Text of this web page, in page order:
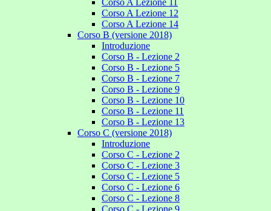
Corso A Lezione 11
Corso A Lezione 12
Corso A Lezione 14
Corso B (versione 2018)
Introduzione
Corso B - Lezione 2
Corso B - Lezione 5
Corso B - Lezione 7
Corso B - Lezione 9
Corso B - Lezione 10
Corso B - Lezione 11
Corso B - Lezione 13
Corso C (versione 2018)
Introduzione
Corso C - Lezione 2
Corso C - Lezione 3
Corso C - Lezione 5
Corso C - Lezione 6
Corso C - Lezione 8
Corso C - Lezione 9